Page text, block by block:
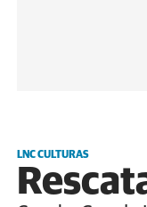
LNC CULTURAS